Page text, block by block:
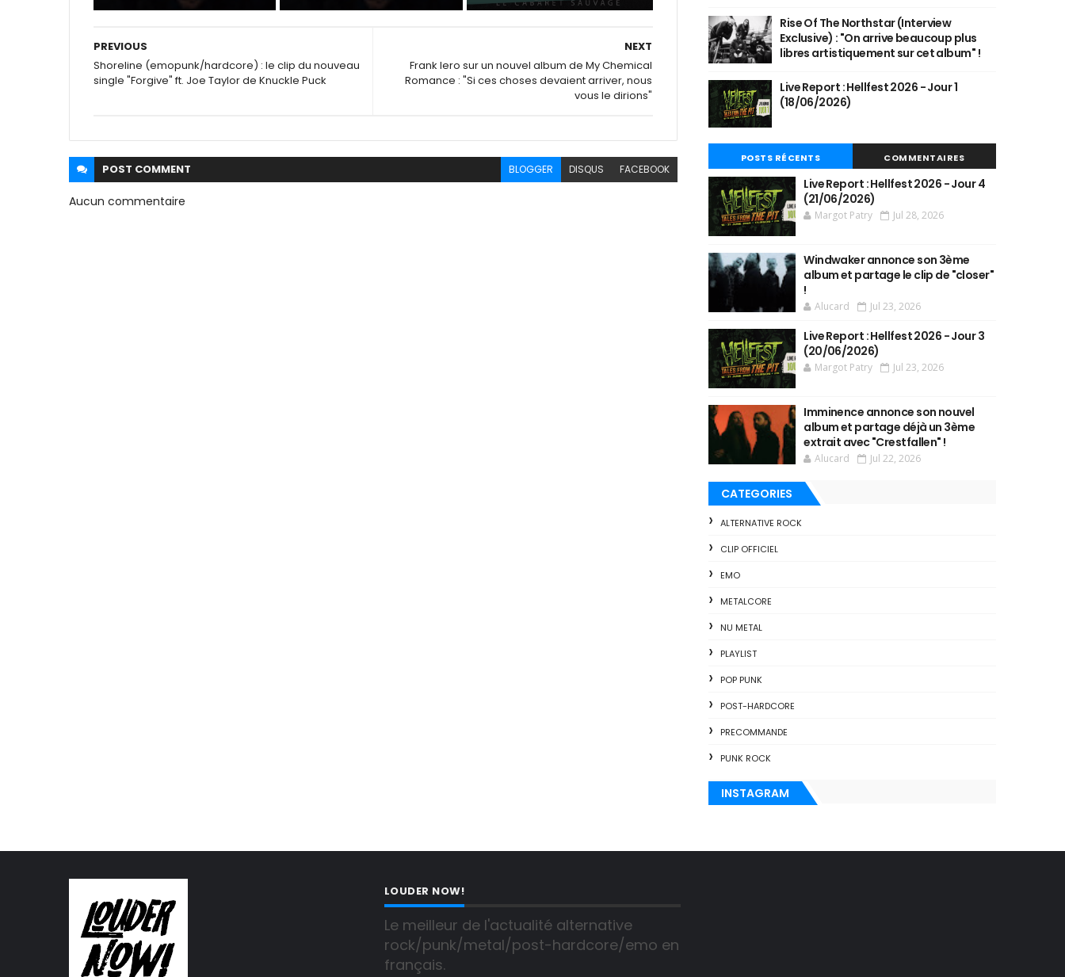
NEXT
Frank Iero sur un nouvel album de My Chemical
Romance : "Si ces choses devaient arriver, nous
vous le dirions"
PREVIOUS
Shoreline (emopunk/hardcore) : le clip du nouveau
single "Forgive" ft. Joe Taylor de Knuckle Puck
POST COMMENT BLOGGER DISQUS FACEBOOK
Aucun commentaire
Rise Of The Northstar (Interview
Exclusive) : "On arrive beaucoup plus
libres artistiquement sur cet album" !
Live Report : Hellfest 2026 - Jour 1
(18/06/2026)
POSTS RÉCENTS COMMENTAIRES
Live Report : Hellfest 2026 - Jour 4
(21/06/2026)
Margot Patry Jul 28, 2026
Windwaker annonce son 3ème
album et partage le clip de "closer"
!
Alucard Jul 23, 2026
Live Report : Hellfest 2026 - Jour 3
(20/06/2026)
Margot Patry Jul 23, 2026
Imminence annonce son nouvel
album et partage déjà un 3ème
extrait avec "Crestfallen" !
Alucard Jul 22, 2026
CATEGORIES
ALTERNATIVE ROCK
CLIP OFFICIEL
EMO
METALCORE
NU METAL
PLAYLIST
POP PUNK
POST-HARDCORE
PRECOMMANDE
PUNK ROCK
INSTAGRAM
LOUDER NOW!
Le meilleur de l'actualité alternative
rock/punk/metal/post-hardcore/emo en
français.